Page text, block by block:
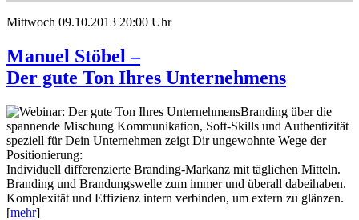
Mittwoch 09.10.2013 20:00 Uhr
Manuel Stöbel –
Der gute Ton Ihres Unternehmens
Branding über die
spannende Mischung Kommunikation, Soft-Skills und Authentizität
speziell für Dein Unternehmen zeigt Dir ungewohnte Wege der
Positionierung:
Individuell differenzierte Branding-Markanz mit täglichen Mitteln.
Branding und Brandungswelle zum immer und überall dabeihaben.
Komplexität und Effizienz intern verbinden, um extern zu glänzen.
[mehr]